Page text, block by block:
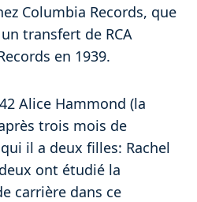
Columbia Records, que
transfert de RCA
en 1939.
Alice Hammond (la
trois mois de
il a deux filles: Rachel
ont étudié la
carrière dans ce